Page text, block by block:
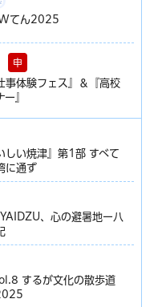
てん2025
申
事体験フェス』＆『高校
』
しい焼津』第1部 すべて
に通ず
、心の避暑地ー八
するが文化の散歩道